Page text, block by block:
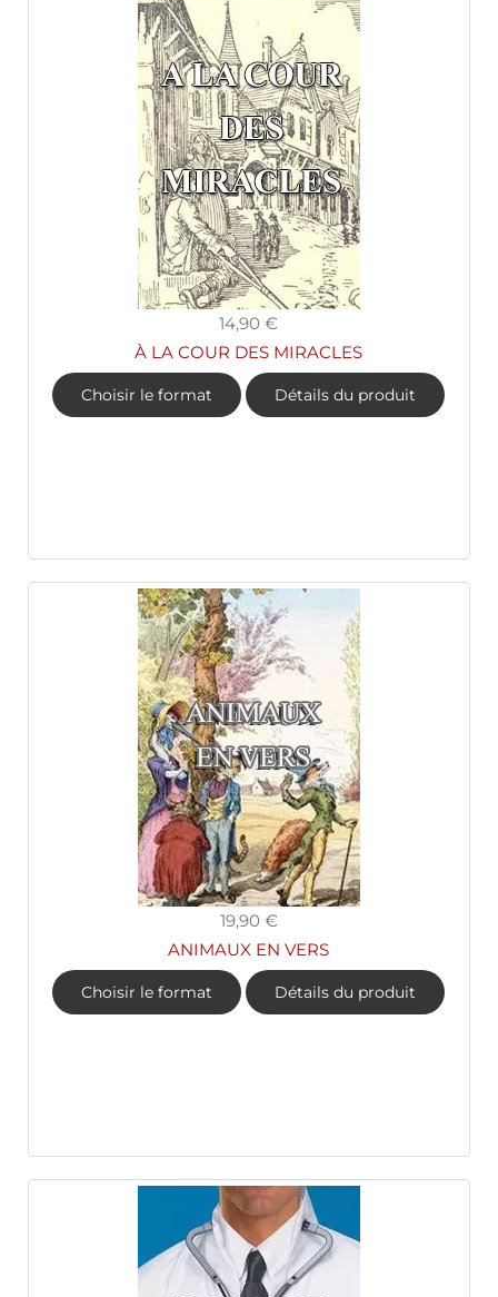
14,90 €
À LA COUR DES MIRACLES
Choisir le format Détails du produit
19,90 €
ANIMAUX EN VERS
Choisir le format Détails du produit